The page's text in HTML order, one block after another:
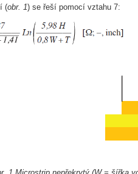
(obr. 1) se řeší pomocí vztahu 7: